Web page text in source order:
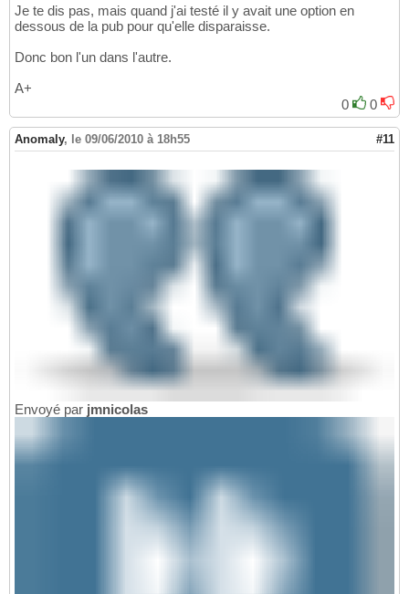
Je te dis pas, mais quand j'ai testé il y avait une option en
dessous de la pub pour qu'elle disparaisse.
Donc bon l'un dans l'autre.
A+
0
0
Anomaly, le 09/06/2010 à 18h55 #11
Envoyé par jmnicolas